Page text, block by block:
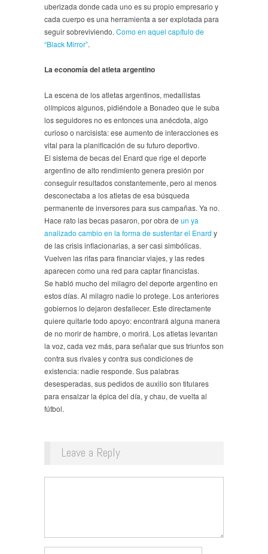
uberizada donde cada uno es su propio empresario y
cada cuerpo es una herramienta a ser explotada para
seguir sobreviviendo. Como en aquel capítulo de
“Black Mirror”.
La economía del atleta argentino
La escena de los atletas argentinos, medallistas
olímpicos algunos, pidiéndole a Bonadeo que le suba
los seguidores no es entonces una anécdota, algo
curioso o narcisista: ese aumento de interacciones es
vital para la planificación de su futuro deportivo.
El sistema de becas del Enard que rige el deporte
argentino de alto rendimiento genera presión por
conseguir resultados constantemente, pero al menos
desconectaba a los atletas de esa búsqueda
permanente de inversores para sus campañas. Ya no.
Hace rato las becas pasaron, por obra de un ya
analizado cambio en la forma de sustentar el Enard y
de las crisis inflacionarias, a ser casi simbólicas.
Vuelven las rifas para financiar viajes, y las redes
aparecen como una red para captar financistas.
Se habló mucho del milagro del deporte argentino en
estos días. Al milagro nadie lo protege. Los anteriores
gobiernos lo dejaron desfallecer. Este directamente
quiere quitarle todo apoyo: encontrará alguna manera
de no morir de hambre, o morirá. Los atletas levantan
la voz, cada vez más, para señalar que sus triunfos son
contra sus rivales y contra sus condiciones de
existencia: nadie responde. Sus palabras
desesperadas, sus pedidos de auxilio son titulares
para ensalzar la épica del día, y chau, de vuelta al
fútbol.
Leave a Reply